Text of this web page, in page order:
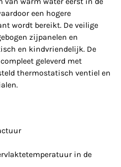
een hogere
wordt bereikt. De veilige
zijpanelen en
en kindvriendelijk. De
geleverd met
thermostatisch ventiel en
in de